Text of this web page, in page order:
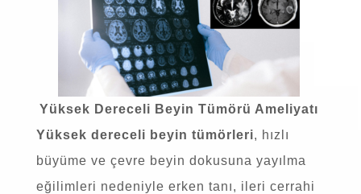
Yüksek Dereceli Beyin Tümörü Ameliyatı
Yüksek dereceli beyin tümörleri, hızlı
büyüme ve çevre beyin dokusuna yayılma
eğilimleri nedeniyle erken tanı, ileri cerrahi